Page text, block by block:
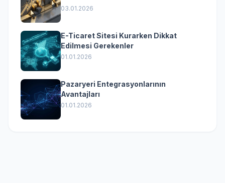
(Kurumsal Yazılımın Güçlü Rolü)
03.01.2026
E-Ticaret Sitesi Kurarken Dikkat
Edilmesi Gerekenler
01.01.2026
Pazaryeri Entegrasyonlarının
Avantajları
01.01.2026